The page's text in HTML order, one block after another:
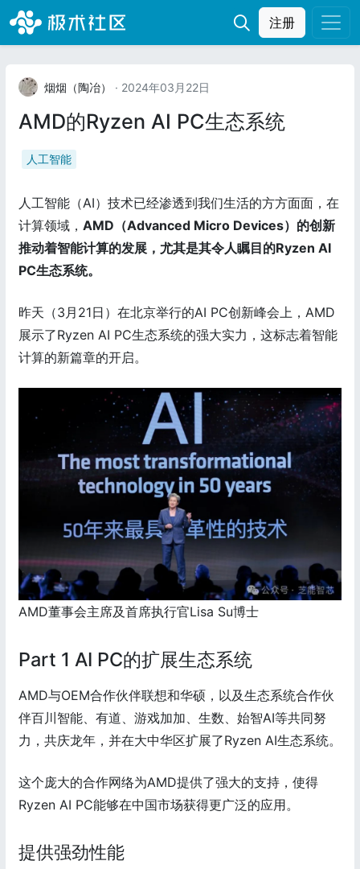
注册
烟烟（陶冶） · 2024年03月22日
AMD的Ryzen AI PC生态系统
人工智能
人工智能（AI）技术已经渗透到我们生活的方方面面，在
计算领域， AMD（Advanced Micro Devices）的创新
推动着智能计算的发展，尤其是其令人瞩目的Ryzen AI
PC生态系统。
昨天（3月21日）在北京举行的AI PC创新峰会上，AMD
展示了Ryzen AI PC生态系统的强大实力，这标志着智能
计算的新篇章的开启。
AMD董事会主席及首席执行官Lisa Su博士
Part 1 AI PC的扩展生态系统
AMD与OEM合作伙伴联想和华硕，以及生态系统合作伙
伴百川智能、有道、游戏加加、生数、始智AI等共同努
力，共庆龙年，并在大中华区扩展了Ryzen AI生态系统。
这个庞大的合作网络为AMD提供了强大的支持，使得
Ryzen AI PC能够在中国市场获得更广泛的应用。
提供强劲性能